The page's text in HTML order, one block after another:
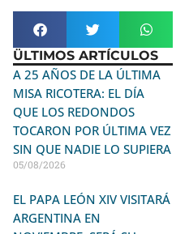
ÜLTIMOS ARTÍCULOS
A 25 AÑOS DE LA ÚLTIMA
MISA RICOTERA: EL DÍA
QUE LOS REDONDOS
TOCARON POR ÚLTIMA VEZ
SIN QUE NADIE LO SUPIERA
05/08/2026
EL PAPA LEÓN XIV VISITARÁ
ARGENTINA EN